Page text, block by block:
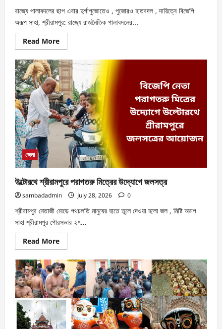
রাজ্যে পালাবদলের ছাপ এবার দুর্গাপুজোতে‌ও , পুজোর‌ও হাতবদল , দায়িত্বে বিজেপি
অরূপ সাহা, শ্রীরামপুর: রাজ্যে রাজনৈতিক পালাবদলের...
Read More
জেলা
উল্টোরথে শ্রীরামপুরে পরাগতরু মিত্রের উদ্যোগে জলসত্র
sambadadmin July 28, 2026 0
শ্রীরামপুর নেতাজী মোড়ে পথচলতি মানুষের হাতে তুলে দেওয়া হলো জল , মিষ্টি অরূপ
সাহা শ্রীরামপুর পৌরসভার ২৭...
Read More